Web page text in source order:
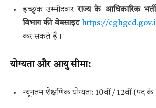
इच्छुक उम्मीदवारराज्य के आधिकारिक भर्ती
विभाग की वेबसाइट https://
कर सकते हैं।
योग्यता और आयु सीमा:
न्यूनतम शैक्षणिक योग्यता: 10वीं / 12वीं (पद